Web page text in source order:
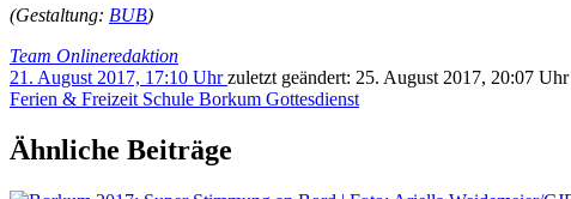
(Gestaltung: BUB)
Team Onlineredaktion
21. August 2017, 17:10 Uhrzuletzt geändert: 25. August 2017, 20:07 Uhr
Ferien & Freizeit Schule Borkum Gottesdienst
Ähnliche Beiträge